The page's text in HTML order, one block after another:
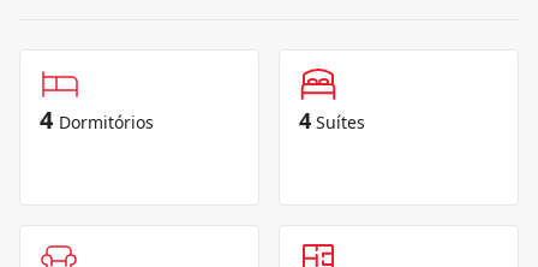
4 Dormitórios 4 Suítes